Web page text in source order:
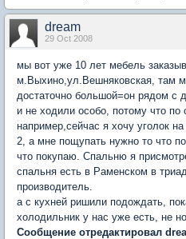
dream
29 Oct 2008
мы вот уже 10 лет мебель
м.Выхино,ул.Вешняковская, там
достаточно большой=он рядом с
и не ходили особо, потому что по
например,сейчас я хочу уголок
2, а мне пощупать нужно то что
что покупаю. Спальню я
спальня есть в Раменском в
производитель.
а с кухней ришили подождать,
холодильник у нас уже есть, не
Сообщение отредактировал